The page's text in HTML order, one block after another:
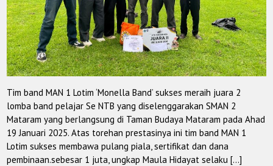
Tim band MAN 1 Lotim ‘Monella Band’ sukses meraih juara 2
lomba band pelajar Se NTB yang diselenggarakan SMAN 2
Mataram yang berlangsung di Taman Budaya Mataram pada Ahad
19 Januari 2025. Atas torehan prestasinya ini tim band MAN 1
Lotim sukses membawa pulang piala, sertifikat dan dana
pembinaan.sebesar 1 juta, ungkap Maula Hidayat selaku […]